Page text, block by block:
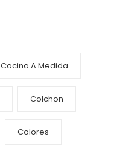
Cocina A Medida
Colchon
Colores